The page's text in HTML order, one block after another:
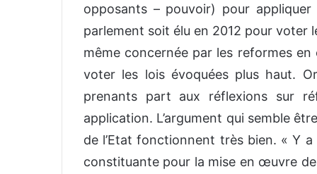
opposants – pouvoir) pour appliquer
parlement soit élu en 2012 pour voter
même concernée par les reformes
voter les lois évoquées plus haut.
prenants part aux réflexions sur
application. L’argument qui semble
de l’Etat fonctionnent très bien. « Y a
constituante pour la mise en œuvre